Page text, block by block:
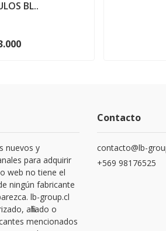
BL..
nuevos y
para adquirir
web no tiene el
ningún fabricante
lb-group.cl
afiliado o
mencionados
Contacto
contacto@lb-
+569 98176525